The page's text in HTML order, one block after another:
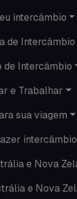
férias
na Austrália
AC
intercâmbio
de Intercâmbio
de Intercâmbio
e Trabalhar
sua viagem
intercâmbio
e Nova
e Nova